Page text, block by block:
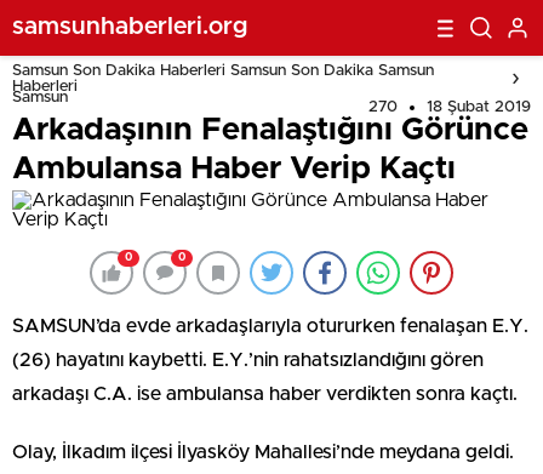
samsunhaberleri.org
Samsun Son Dakika Haberleri Samsun Son Dakika Samsun
Haberleri
Samsun
270 18 Şubat 2019
Arkadaşının Fenalaştığını Görünce
Ambulansa Haber Verip Kaçtı
0 0
SAMSUN’da evde arkadaşlarıyla otururken fenalaşan E.Y.
(26) hayatını kaybetti. E.Y.’nin rahatsızlandığını gören
arkadaşı C.A. ise ambulansa haber verdikten sonra kaçtı.
Olay, İlkadım ilçesi İlyasköy Mahallesi’nde meydana geldi.